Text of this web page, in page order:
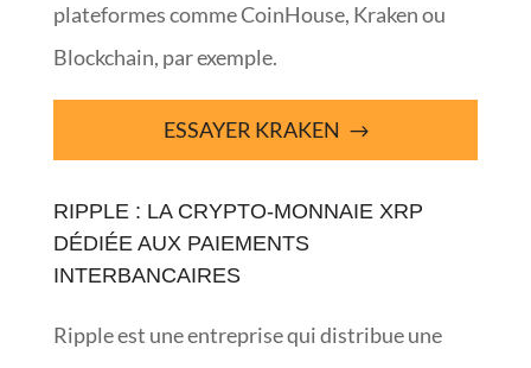
plateformes comme CoinHouse, Kraken ou
Blockchain, par exemple.
ESSAYER KRAKEN
RIPPLE : LA CRYPTO-MONNAIE XRP
DÉDIÉE AUX PAIEMENTS
INTERBANCAIRES
Ripple est une entreprise qui distribue une